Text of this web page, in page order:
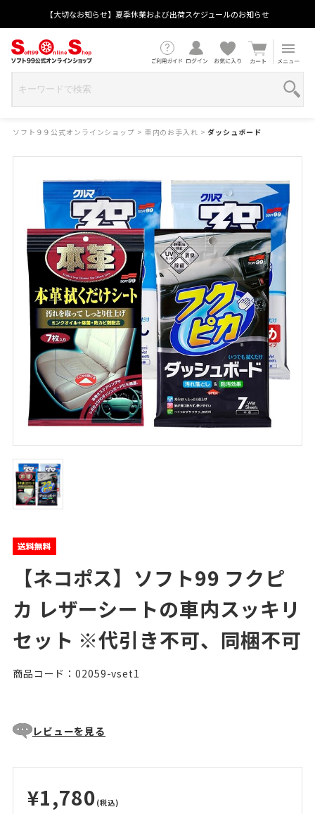
【大切なお知らせ】夏季休業および出荷スケジュールのお知らせ
ソフト９９公式オンラインショップ > 車内のお手入れ > ダッシュボード
【ネコポス】ソフト99 フクピ
カ レザーシートの車内スッキリ
セット ※代引き不可、同梱不可
商品コード：02059-vset1
レビューを見る
¥1,780 (税込)